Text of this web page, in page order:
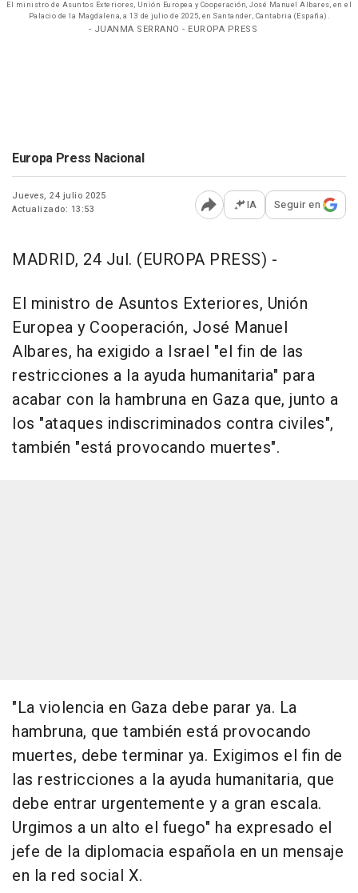
El ministro de Asuntos Exteriores, Unión Europea y Cooperación, José Manuel Albares, en el
Palacio de la Magdalena, a 13 de julio de 2025, en Santander, Cantabria (España).
- JUANMA SERRANO - EUROPA PRESS
Europa Press Nacional
Jueves, 24 julio 2025
Actualizado: 13:53
Abrir opciones para
IA Seguir en
MADRID, 24 Jul. (EUROPA PRESS) -
El ministro de Asuntos Exteriores, Unión
Europea y Cooperación, José Manuel
Albares, ha exigido a Israel "el fin de las
restricciones a la ayuda humanitaria" para
acabar con la hambruna en Gaza que, junto a
los "ataques indiscriminados contra civiles",
también "está provocando muertes".
"La violencia en Gaza debe parar ya. La
hambruna, que también está provocando
muertes, debe terminar ya. Exigimos el fin de
las restricciones a la ayuda humanitaria, que
debe entrar urgentemente y a gran escala.
Urgimos a un alto el fuego" ha expresado el
jefe de la diplomacia española en un mensaje
en la red social X.